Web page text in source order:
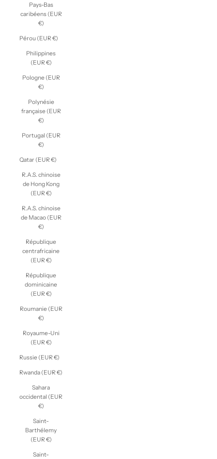
Pays-Bas
caribéens (EUR
€)
Pérou (EUR €)
Philippines
(EUR €)
Pologne (EUR
€)
Polynésie
française (EUR
€)
Portugal (EUR
€)
Qatar (EUR €)
R.A.S. chinoise
de Hong Kong
(EUR €)
R.A.S. chinoise
de Macao (EUR
€)
République
centrafricaine
(EUR €)
République
dominicaine
(EUR €)
Roumanie (EUR
€)
Royaume-Uni
(EUR €)
Russie (EUR €)
Rwanda (EUR €)
Sahara
occidental (EUR
€)
Saint-
Barthélemy
(EUR €)
Saint-